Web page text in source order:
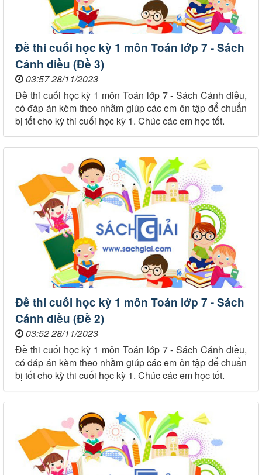
Đề thi cuối học kỳ 1 môn Toán lớp 7 - Sách
Cánh diều (Đề 3)
03:57 28/11/2023
Đề thi cuối học kỳ 1 môn Toán lớp 7 - Sách Cánh diều,
có đáp án kèm theo nhằm giúp các em ôn tập để chuẩn
bị tốt cho kỳ thi cuối học kỳ 1. Chúc các em học tốt.
Đề thi cuối học kỳ 1 môn Toán lớp 7 - Sách
Cánh diều (Đề 2)
03:52 28/11/2023
Đề thi cuối học kỳ 1 môn Toán lớp 7 - Sách Cánh diều,
có đáp án kèm theo nhằm giúp các em ôn tập để chuẩn
bị tốt cho kỳ thi cuối học kỳ 1. Chúc các em học tốt.